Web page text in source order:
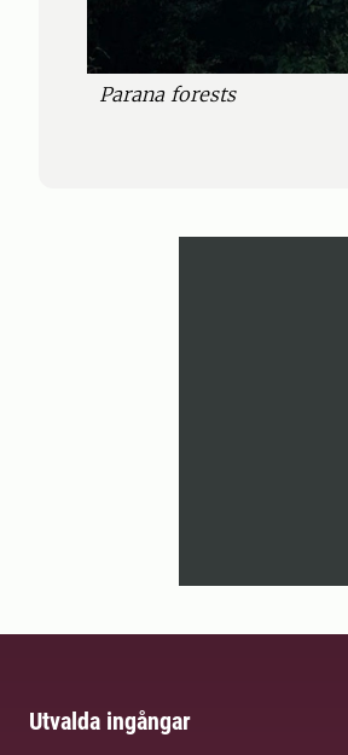
Parana forests
Utvalda ingångar